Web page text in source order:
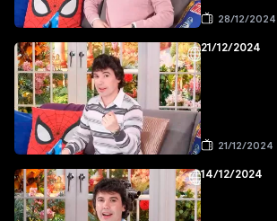
28/12/2024
21/12/2024
21/12/2024
14/12/2024